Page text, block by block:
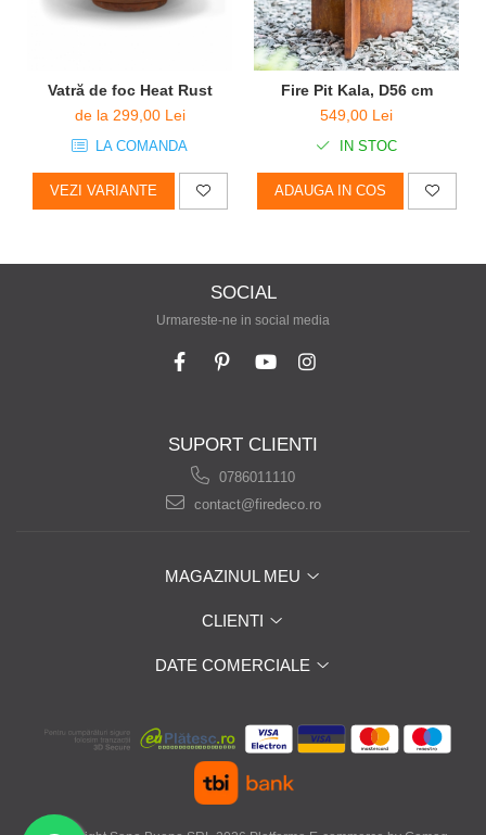
Vatră de foc Heat Rust
de la 299,00 Lei
LA COMANDA
VEZI VARIANTE
Fire Pit Kala, D56 cm
549,00 Lei
IN STOC
ADAUGA IN COS
SOCIAL
Urmareste-ne in social media
SUPORT CLIENTI
0786011110
contact@firedeco.ro
MAGAZINUL MEU
CLIENTI
DATE COMERCIALE